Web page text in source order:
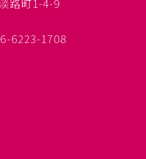
路町1-4-9
6223-1708